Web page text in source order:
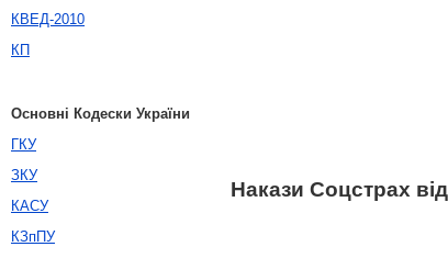
Накази Соцстрах
КВЕД-2010
КП
Основні Кодески України
ГКУ
ЗКУ
КАСУ
КЗпПУ